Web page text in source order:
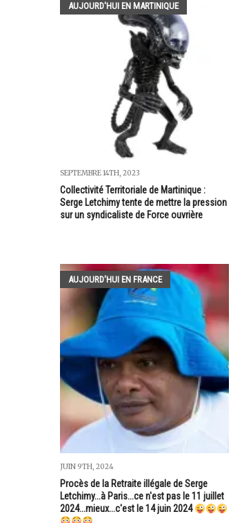
AUJOURD'HUI EN MARTINIQUE
SEPTEMBRE 14TH, 2023
Collectivité Territoriale de Martinique :
Serge Letchimy tente de mettre la pression
sur un syndicaliste de Force ouvrière
AUJOURD'HUI EN FRANCE
JUIN 9TH, 2024
Procès de la Retraite illégale de Serge
Letchimy...à Paris...ce n'est pas le 11 juillet
2024...mieux...c'est le 14 juin 2024